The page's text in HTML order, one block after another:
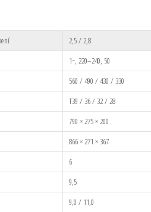
2,5 / 2,8
1~, 220–240, 50
560 / 490 / 430 / 330
T39 / 36 / 32 / 28
790 × 275 × 200
866 × 271 × 367
6
9,5
9,0 / 11,0